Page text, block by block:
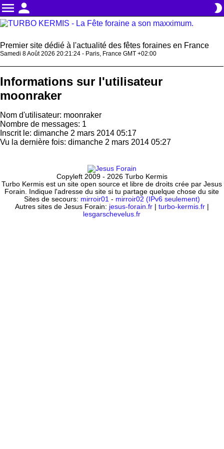
menu person brightness_2
Premier site dédié à l'actualité des fêtes foraines en France
Samedi 8 Août 2026 20:21:24 - Paris, France GMT +02:00
Informations sur l'utilisateur
moonraker
Nom d'utilisateur: moonraker
Nombre de messages: 1
Inscrit le: dimanche 2 mars 2014 05:17
Vu la dernière fois: dimanche 2 mars 2014 05:27
Copyleft 2009 - 2026 Turbo Kermis
Turbo Kermis est un site open source et libre de droits crée par Jesus
Forain. Indique l'adresse du site si tu partage quelque chose du site
Sites de secours: mirroir01 - mirroir02 (IPv6 seulement)
Autres sites de Jesus Forain: jesus-forain.fr| turbo-kermis.fr|
lesgarschevelus.fr